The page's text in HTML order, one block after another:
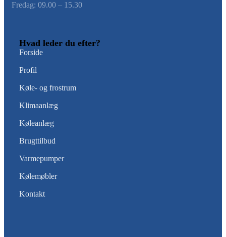
Fredag: ​09.00 – 15.30
Hvad leder du efter?
Forside
Profil
Køle- og frostrum
Klimaanlæg
Køleanlæg
Brugttilbud
Varmepumper
Kølemøbler
Kontakt